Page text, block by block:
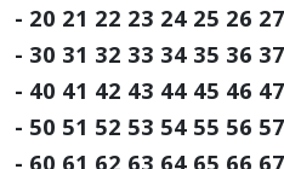
- 20 21 22 23 24 25 26
- 30 31 32 33 34 35 36
- 40 41 42 43 44 45 46
- 50 51 52 53 54 55 56
- 60 61 62 63 64 65 66